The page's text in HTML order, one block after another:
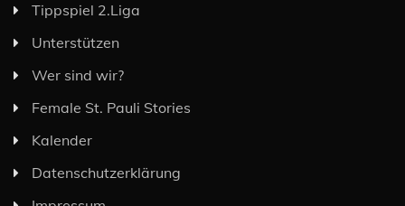
Tippspiel 2.Liga
Unterstützen
Wer sind wir?
Female St. Pauli Stories
Kalender
Datenschutzerklärung